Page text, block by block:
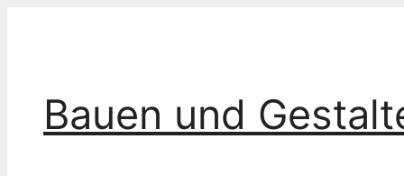
Bauen und